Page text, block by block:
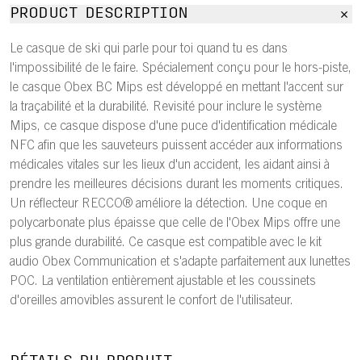
PRODUCT DESCRIPTION
Le casque de ski qui parle pour toi quand tu es dans
l'impossibilité de le faire. Spécialement conçu pour le hors-piste,
le casque Obex BC Mips est développé en mettant l'accent sur
la traçabilité et la durabilité. Revisité pour inclure le système
Mips, ce casque dispose d'une puce d'identification médicale
NFC afin que les sauveteurs puissent accéder aux informations
médicales vitales sur les lieux d'un accident, les aidant ainsi à
prendre les meilleures décisions durant les moments critiques.
Un réflecteur RECCO® améliore la détection. Une coque en
polycarbonate plus épaisse que celle de l'Obex Mips offre une
plus grande durabilité. Ce casque est compatible avec le kit
audio Obex Communication et s'adapte parfaitement aux lunettes
POC. La ventilation entièrement ajustable et les coussinets
d'oreilles amovibles assurent le confort de l'utilisateur.